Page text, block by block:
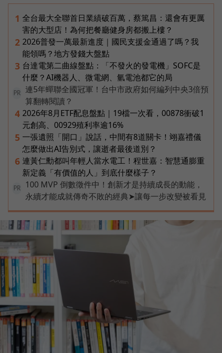
1 全台最大全聯首日業績破百萬，蔡篤昌：還會有更厲
害的大型店！為何把餐廳健身房都搬上樓？
2 2026普發一萬最新進度｜國民支援金通過了嗎？我
能領嗎？地方發錢大盤點
3 台達電第二曲線盤點：「不發火的發電機」SOFC是
什麼？AI機器人、微電網、氫電池都它的局
PR
連5年蟬聯全國冠軍！台中市政府如何編列中央3倍預
算翻轉閱讀？
4 2026年8月ETF配息盤點｜19檔一次看，00878衝破1
元創高、00929殖利率逾16%
5 一張遺照「開口」說話，中間有8道關卡！翊嘉禮儀
怎麼做出AI告別式，讓逝者最後道別？
6 連黃仁勳都叫年輕人當水電工！程世嘉：智慧通膨重
新定義「有價值的人」到底什麼樣子？
PR
100 MVP 倒數徵件中！創新才是持續成長的動能，
永續才能成就傳奇不敗的經典➤讓每一步改變被看見